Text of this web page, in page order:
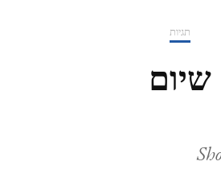
תגיות
שיום